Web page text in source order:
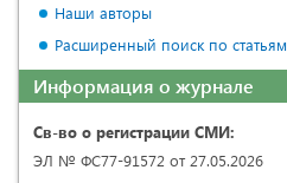
Наши авторы
Расширенный поиск по статьям
Информация о журнале
Св-во о регистрации СМИ:
ЭЛ № ФС77-91572 от 27.05.2026